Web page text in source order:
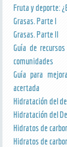
Fruta y deporte:
Grasas. Parte I
Grasas. Parte II
Guía de
comunidades
Guía para
acertada
Hidratación del
Hidratación del
Hidratos de
Hidratos de